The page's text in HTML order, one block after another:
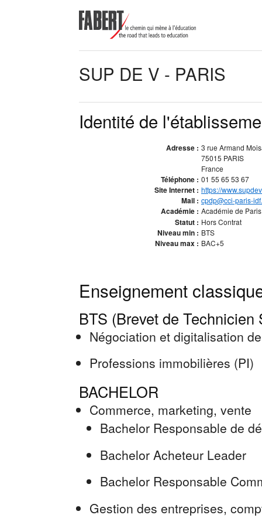
SUP DE V - PARIS
Identité de
Adresse : 3 rue Armand
75015 PARIS
France
Téléphone : 01 55 65 53 67
Site Internet : https://
Mail : cpdp@cci-paris-
Académie : Académie de
Statut : Hors Contrat
Niveau min : BTS
Niveau max : BAC+5
Enseignement
BTS (Brevet de Technicien
Négociation et digitalisation
Professions immobilières (PI)
BACHELOR
Commerce, marketing, vente
Bachelor Responsable de
Bachelor Acheteur Leader
Bachelor Responsable
Gestion des entreprises,